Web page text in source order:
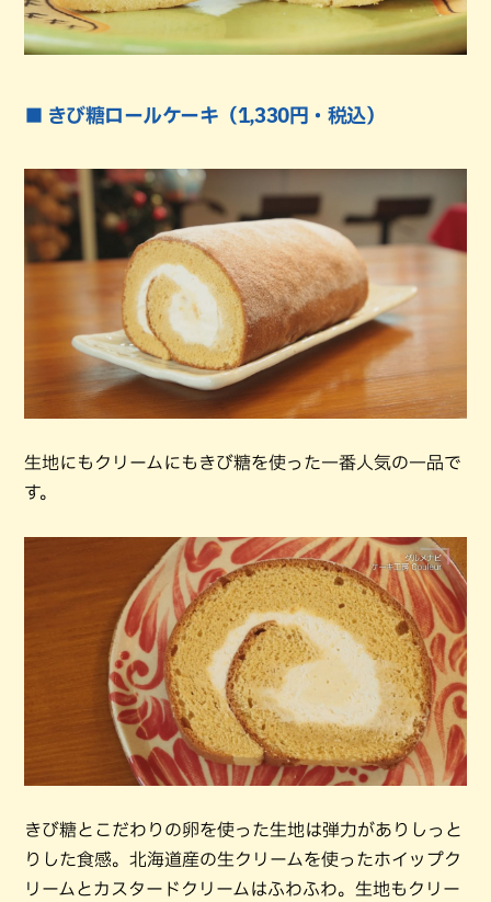
■ きび糖ロールケーキ（1,330円・税込）
生地にもクリームにもきび糖を使った一番人気の一品で
す。
きび糖とこだわりの卵を使った生地は弾力がありしっと
りした食感。北海道産の生クリームを使ったホイップク
リームとカスタードクリームはふわふわ。生地もクリー